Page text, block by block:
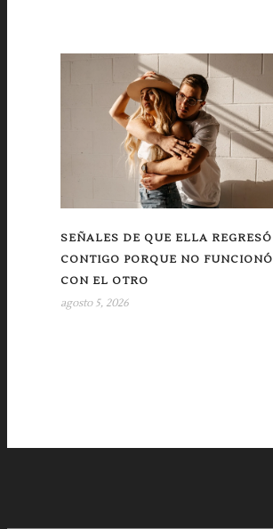
SEÑALES DE QUE ELLA REGRESÓ
CONTIGO PORQUE NO FUNCIONÓ
CON EL OTRO
agosto 5, 2026